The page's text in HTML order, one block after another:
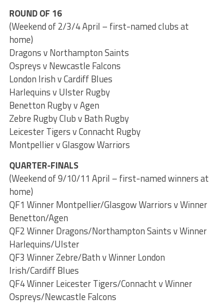
ROUND OF 16
(Weekend of 2/3/4 April – first-named clubs at
home)
Dragons v Northampton Saints
Ospreys v Newcastle Falcons
London Irish v Cardiff Blues
Harlequins v Ulster Rugby
Benetton Rugby v Agen
Zebre Rugby Club v Bath Rugby
Leicester Tigers v Connacht Rugby
Montpellier v Glasgow Warriors
QUARTER-FINALS
(Weekend of 9/10/11 April – first-named winners at
home)
QF1 Winner Montpellier/Glasgow Warriors v Winner
Benetton/Agen
QF2 Winner Dragons/Northampton Saints v Winner
Harlequins/Ulster
QF3 Winner Zebre/Bath v Winner London
Irish/Cardiff Blues
QF4 Winner Leicester Tigers/Connacht v Winner
Ospreys/Newcastle Falcons